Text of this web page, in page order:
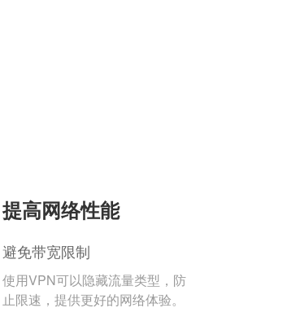
提高网络性能
避免带宽限制
使用VPN可以隐藏流量类型，防
止限速，提供更好的网络体验。